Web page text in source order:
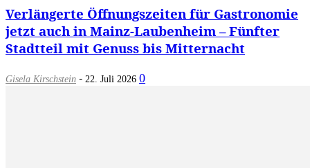
Verlängerte Öffnungszeiten für Gastronomie
jetzt auch in Mainz-Laubenheim – Fünfter
Stadtteil mit Genuss bis Mitternacht
Gisela Kirschstein - 22. Juli 2026 0